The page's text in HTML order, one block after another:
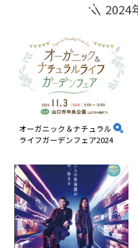
新規登録の事業者の皆様
すでにご登録済み事業者の皆様
イベント情報の掲載はこちら
2024
オーガニック＆ナチュラル
ライフガーデンフェア2024